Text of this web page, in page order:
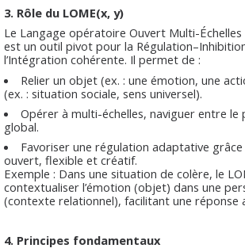
3. Rôle du LOME(x, y)
Le Langage opératoire Ouvert Multi-
est un outil pivot pour la
l’Intégration cohérente. Il permet de :
Relier un objet (ex. : une émotion, une
(ex. : situation sociale, sens universel).
Opérer à multi-échelles, naviguer entre le
global.
Favoriser une régulation adaptative grâce
ouvert, flexible et créatif.
Exemple : Dans une situation de colère, le
contextualiser l’émotion (objet) dans une
(contexte relationnel), facilitant une réponse
4. Principes fondamentaux